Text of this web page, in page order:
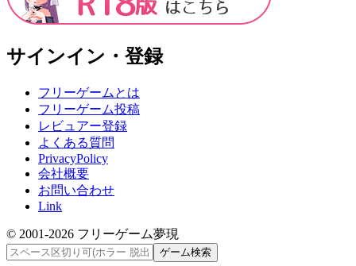
サインイン・登録
フリーゲームとは
フリーゲーム投稿
レビュアー登録
よくある質問
PrivacyPolicy
会社概要
お問い合わせ
Link
© 2001-2026 フリーゲーム夢現